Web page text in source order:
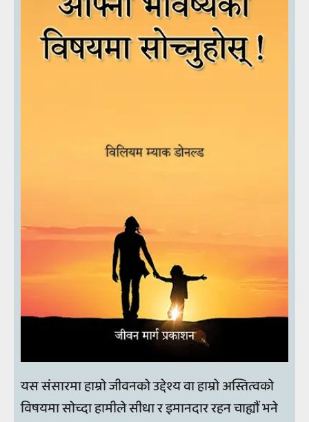
यस संसारमा हाम्रो जीवनको उद्देश्य वा हाम्रो अस्तित्वको
विषयमा सोच्दा हामीले सीधा र इमानदार रहन चाह्यौं भने